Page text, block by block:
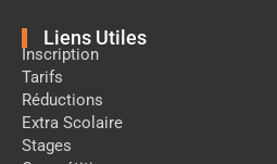
Liens Utiles
Inscription
Tarifs
Réductions
Extra Scolaire
Stages